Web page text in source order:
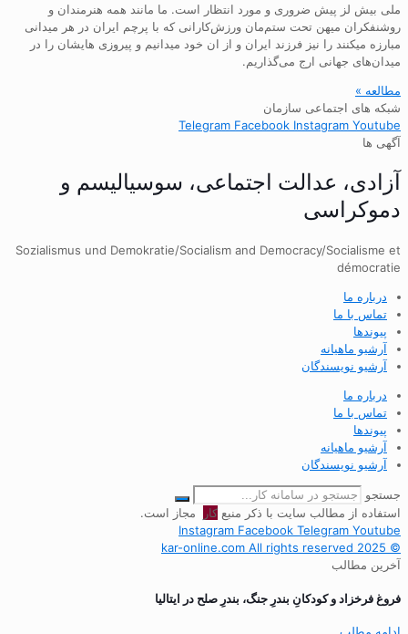
ملی بیش لز پیش ضروری و مورد انتظار است. ما مانند همه هنرمندان و
روشنفکران میهن تحت ستم‌مان ورزش‌کارانی که با پرچم ایران در هر میدانی
مبارزه میکنند را نیز فرزند ایران و از ان خود میدانیم و پیروزی هایشان را در
میدان‌های جهانی ارج می‌گذاریم.
مطالعه »
شبکه های اجتماعی سازمان
Telegram Facebook Instagram Youtube
آگهی ها
آزادی، عدالت اجتماعی، سوسیالیسم و
دموکراسی
Sozialismus und Demokratie/Socialism and Democracy/Socialisme et
démocratie
درباره ما
تماس با ما
پیوندها
آرشیو ماهیانه
آرشیو نویسندگان
درباره ما
تماس با ما
پیوندها
آرشیو ماهیانه
آرشیو نویسندگان
جستجو
استفاده از مطالب سایت با ذکر منبعکار
مجاز است.
Instagram Facebook Telegram Youtube
© 2025 kar-online.com All rights reserved
آخرین مطالب
فروغ فرخزاد و کودکانِ بندرِ جنگ، بندرِ صلح در ایتالیا